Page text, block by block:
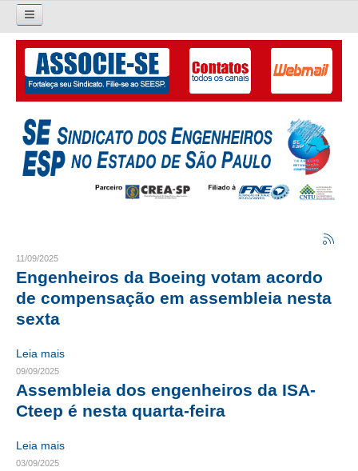
Pesquisar...
O SINDICATO
APRESENTAÇÃO
PALAVRA DO PRESIDENTE
LIVRO GESTÃO 2026-2029
SUBSEDES SINDICAIS
GALERIA EX-PRESIDENTES
ORGANOGRAMA
CRESCE BRASIL
CONSELHO TECNOLÓGICO
HISTÓRICO E ATUAÇÃO
11/09/2025
Engenheiros da Boeing votam acordo
de compensação em assembleia nesta
sexta
Leia mais
09/09/2025
Assembleia dos engenheiros da ISA-
Cteep é nesta quarta-feira
Leia mais
03/09/2025